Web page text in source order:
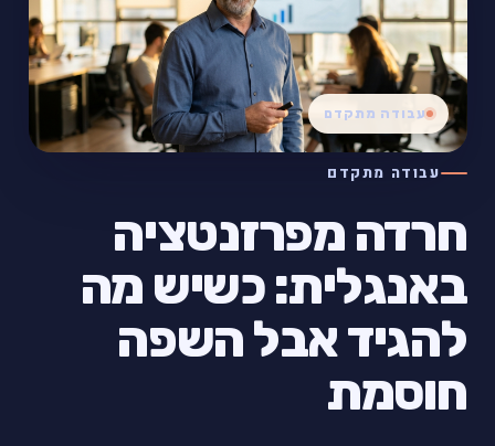
עבודה מתקדם
חרדה מפרזנטציה
באנגלית: כשיש מה
להגיד אבל השפה
חוסמת
עבודה מתקדם